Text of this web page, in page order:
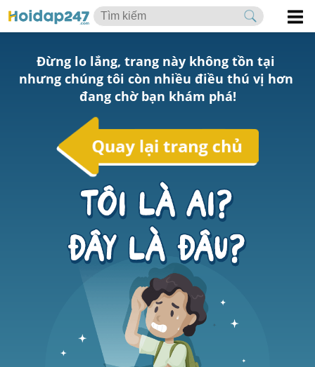
Đừng lo lắng, trang này không tồn tại
nhưng chúng tôi còn nhiều điều thú vị hơn
đang chờ bạn khám phá!